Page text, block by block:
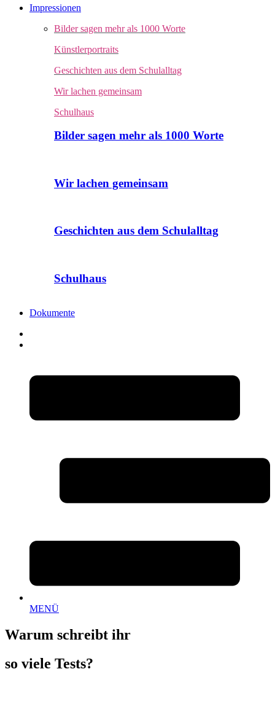
Impressionen
Bilder sagen mehr als 1000 Worte
Künstlerportraits
Geschichten aus dem Schulalltag
Wir lachen gemeinsam
Schulhaus
Bilder sagen mehr als 1000 Worte
Wir lachen gemeinsam
Geschichten aus dem Schulalltag
Schulhaus
Dokumente
MENÜ
Warum schreibt ihr
so viele Tests?